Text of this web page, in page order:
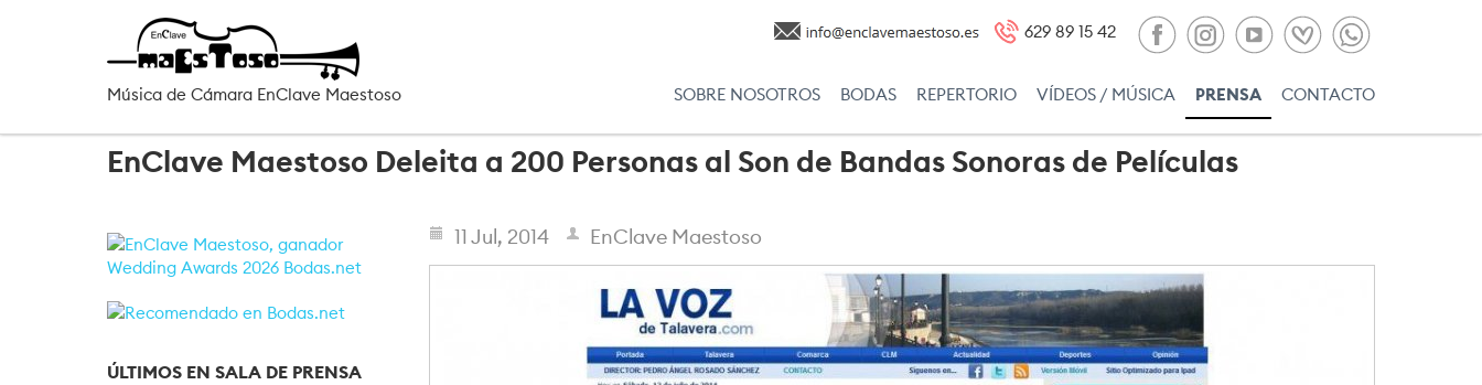
Música de Cámara EnClave Maestoso
629 89 15 42
SOBRE NOSOTROS BODAS REPERTORIO VÍDEOS / MÚSICA PRENSA CONTACTO
EnClave Maestoso Deleita a 200 Personas al Son de Bandas Sonoras de Películas
ÚLTIMOS EN SALA DE PRENSA
11 Jul, 2014 EnClave Maestoso